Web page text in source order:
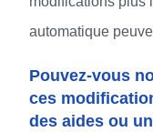
automatique
Pouvez-vous
ces
des aides ou